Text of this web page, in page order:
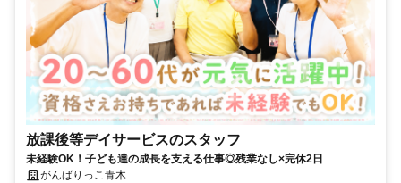
放課後等デイサービスのスタッフ
未経験OK！子ども達の成長を支える仕事◎残業なし×完休2日
がんばりっこ青木